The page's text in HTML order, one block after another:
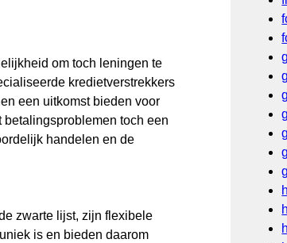
om toch leningen te
kredietverstrekkers
een uitkomst bieden voor
toch een
handelen en de
zwarte lijst, zijn flexibele
is en bieden daarom